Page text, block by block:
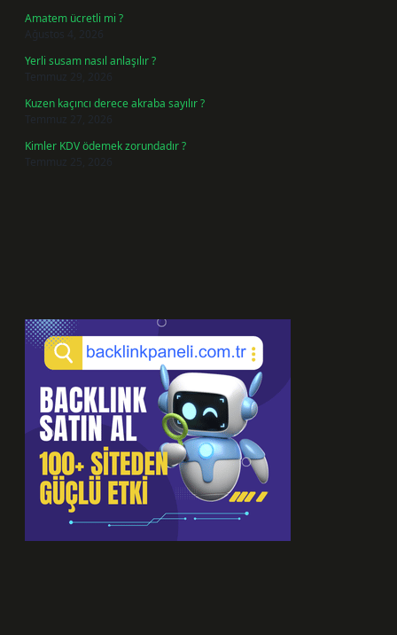
Amatem ücretli mi ?
Ağustos 4, 2026
Yerli susam nasıl anlaşılır ?
Temmuz 29, 2026
Kuzen kaçıncı derece akraba sayılır ?
Temmuz 27, 2026
Kimler KDV ödemek zorundadır ?
Temmuz 25, 2026